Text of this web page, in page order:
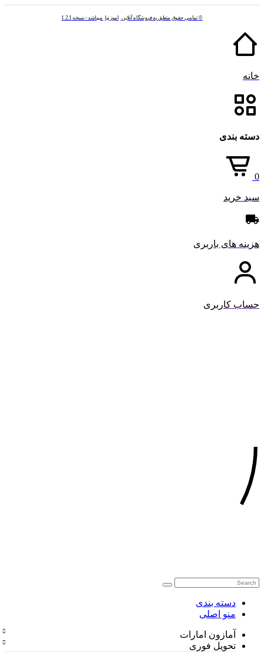
© تمامی حقوق متعلق به فروشگاه آنلاین اموزنیا میباشد - نسخه 1.2.1
خانه
دسته بندی
0
سبد خرید
هزینه های باربری
حساب کاربری
دسته بندی
منو اصلی
آمازون امارات
تحویل فوری